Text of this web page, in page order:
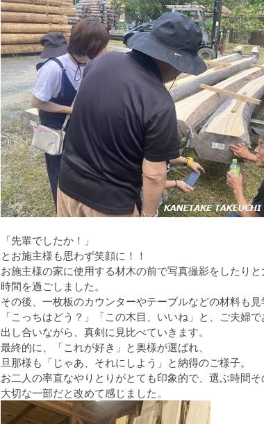
「先輩でしたか！」
とお施主様も思わず笑顔に！！
お施主様の家に使用する材木の前で写真撮影をしたり
時間を過ごしました。
その後、一枚板のカウンターやテーブルなどの材料も見
「こっちはどう？」「この木目、いいね」と、ご夫婦
出し合いながら、真剣に見比べていきます。
最終的に、「これが好き」と奥様が選ばれ、
旦那様も「じゃあ、それにしよう」と納得のご様子。
お二人の率直なやりとりがとても印象的で、選ぶ時間
大切な一部だと改めて感じました。